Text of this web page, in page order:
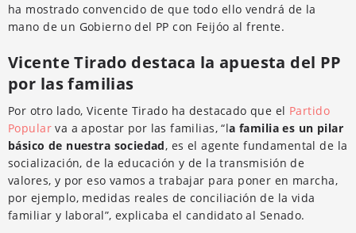
ha mostrado convencido de que todo ello vendrá de la
mano de un Gobierno del PP con Feijóo al frente.
Vicente Tirado destaca la apuesta del PP
por las familias
Por otro lado, Vicente Tirado ha destacado que el Partido
Popularva a apostar por las familias, “la familia es un pilar
básico de nuestra sociedad, es el agente fundamental de la
socialización, de la educación y de la transmisión de
valores, y por eso vamos a trabajar para poner en marcha,
por ejemplo, medidas reales de conciliación de la vida
familiar y laboral”, explicaba el candidato al Senado.